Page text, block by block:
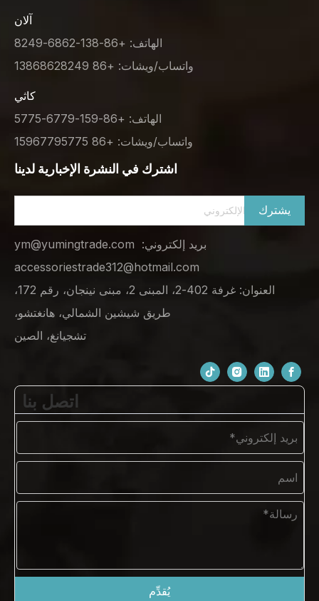
آلان
الهاتف: +86-138-6862-8249
واتساب/ويشات: +86 13868628249
كاثي
الهاتف: +86-159-6779-5775
واتساب/ويشات: +86 15967795775
اشترك في النشرة الإخبارية لدينا
يشترك
بريد إلكتروني: ym@yumingtrade.com
accessoriestrade312@hotmail.com
العنوان: غرفة 402-2، المبنى 2، مبنى نينجان، رقم 172،
طريق شيشين الشمالي، هانغتشو،
تشجيانغ، الصين
اتصل بنا
يُقدِّم